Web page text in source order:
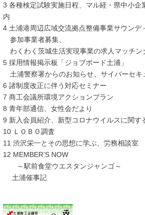
3 各種検定試験実施日程、マル経・県中小企
内
4 土浦港周辺広域交流拠点整備事業サウンデ
参加事業者募集、
わくわく茨城生活実現事業の求人マッチン
5 採用情報掲示板「ジョブボード土浦」
土浦警察署からのお知らせ、サイバーセキ
6 諸制度改正に伴う対応セミナー
7 商工会議所環境アクションプラン
8 青年部通信、女性会だより
9 新入会員紹介、新型コロナウイルスに関す
10 ＬＯＢＯ調査
11 渋沢栄一とその思想に学ぶ、労務相談室
12 MEMBER’S NOW
～駅前食堂ウエスタンジャンゴ～
土浦催事記